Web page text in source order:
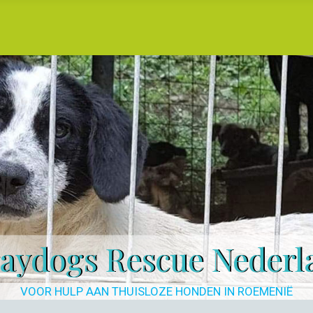
Rescue
VOOR HULP AAN THUISLOZE HONDEN IN ROEMENIË